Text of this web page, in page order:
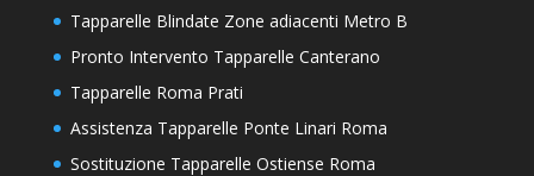
Tapparelle Blindate Zone adiacenti Metro B
Pronto Intervento Tapparelle Canterano
Tapparelle Roma Prati
Assistenza Tapparelle Ponte Linari Roma
Sostituzione Tapparelle Ostiense Roma